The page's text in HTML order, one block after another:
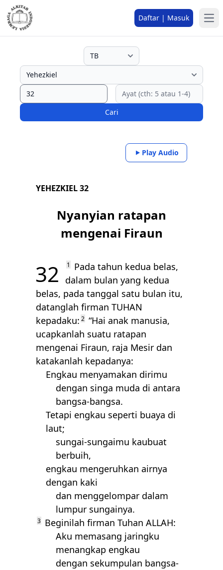
Daftar | Masuk
Cari
Play Audio
YEHEZKIEL 32
Nyanyian ratapan
mengenai Firaun
32 1
Pada tahun kedua belas,
dalam bulan yang kedua
belas, pada tanggal satu bulan itu,
datanglah firman TUHAN
kepadaku: 2 “Hai anak manusia,
ucapkanlah suatu ratapan
mengenai Firaun, raja Mesir dan
katakanlah kepadanya:
Engkau menyamakan dirimu
dengan singa muda di antara
bangsa-bangsa.
Tetapi engkau seperti buaya di
laut;
sungai-sungaimu kaubuat
berbuih,
engkau mengeruhkan airnya
dengan kaki
dan menggelompar dalam
lumpur sungainya.
3 Beginilah firman Tuhan ALLAH:
Aku memasang jaringku
menangkap engkau
dengan sekumpulan bangsa-